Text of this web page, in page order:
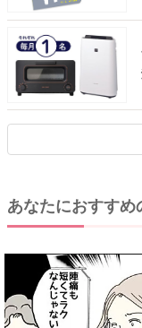
あなたにおすすめ